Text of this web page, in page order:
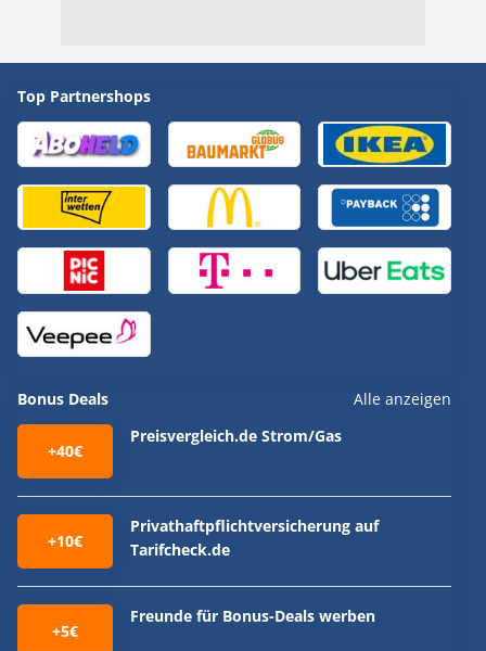
Top Partnershops
Bonus Deals Alle anzeigen
+40€
Preisvergleich.de Strom/Gas
+10€
Privathaftpflichtversicherung auf
Tarifcheck.de
+5€
Freunde für Bonus-Deals werben